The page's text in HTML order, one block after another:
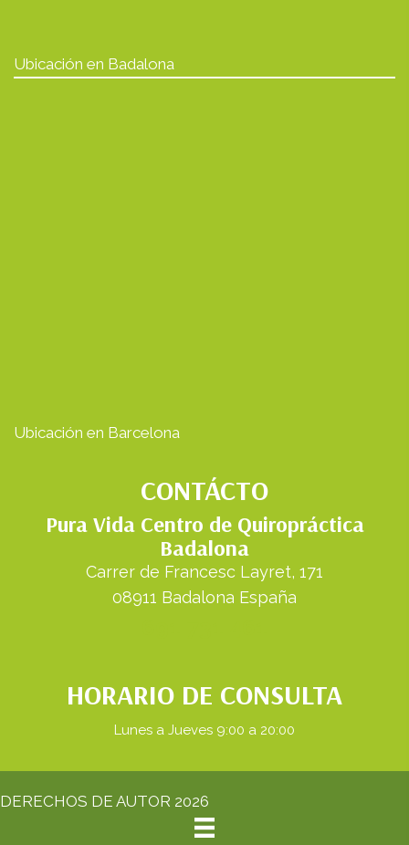
Ubicación en Badalona
Ubicación en Barcelona
CONTÁCTO
Pura Vida Centro de Quiropráctica
Badalona
Carrer de Francesc Layret, 171
08911 Badalona España
HORARIO DE CONSULTA
Lunes a Jueves 9:00 a 20:00
DERECHOS DE AUTOR 2026